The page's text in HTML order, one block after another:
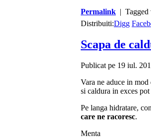
Permalink | Tagged
Distribuiti:Digg
Scapa de
Publicat pe 19 iul.
Vara ne aduce in mod
si caldura in exces
Pe langa hidratare,
care ne racoresc.
Menta